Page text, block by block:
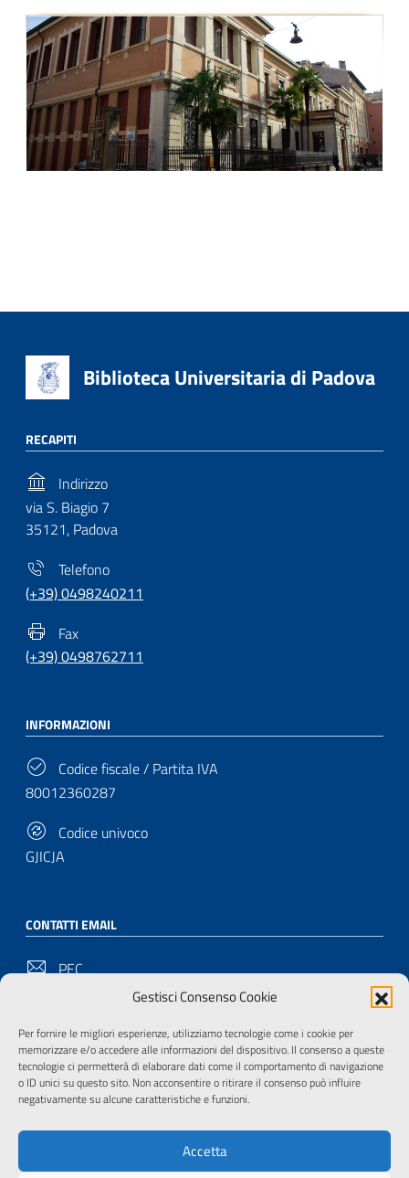
Gestisci Consenso Cookie
Per fornire le migliori esperienze, utilizziamo tecnologie come i cookie per
memorizzare e/o accedere alle informazioni del dispositivo. Il consenso a queste
tecnologie ci permetterà di elaborare dati come il comportamento di navigazione
o ID unici su questo sito. Non acconsentire o ritirare il consenso può influire
negativamente su alcune caratteristiche e funzioni.
Accetta
Biblioteca Universitaria di Padova
RECAPITI
Indirizzo
via S. Biagio 7
35121, Padova
Telefono
(+39) 0498240211
Fax
(+39) 0498762711
INFORMAZIONI
Codice fiscale / Partita IVA
80012360287
Codice univoco
GJICJA
CONTATTI EMAIL
PEC
bu-pd@pec.cultura.gov.it
Email
bu-pd@cultura.gov.it